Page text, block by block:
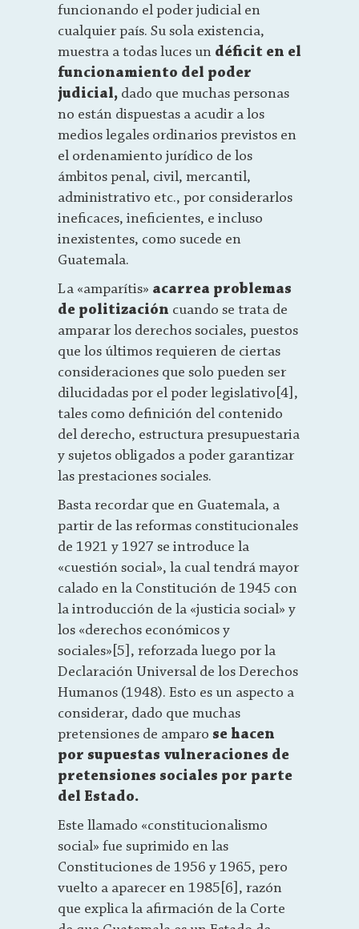
funcionando el poder judicial en
cualquier país. Su sola existencia,
muestra a todas luces un déficit en el
funcionamiento del poder
judicial, dado que muchas personas
no están dispuestas a acudir a los
medios legales ordinarios previstos en
el ordenamiento jurídico de los
ámbitos penal, civil, mercantil,
administrativo etc., por considerarlos
ineficaces, ineficientes, e incluso
inexistentes, como sucede en
Guatemala.
La «amparítis» acarrea problemas
de politización cuando se trata de
amparar los derechos sociales, puestos
que los últimos requieren de ciertas
consideraciones que solo pueden ser
dilucidadas por el poder legislativo[4],
tales como definición del contenido
del derecho, estructura presupuestaria
y sujetos obligados a poder garantizar
las prestaciones sociales.
Basta recordar que en Guatemala, a
partir de las reformas constitucionales
de 1921 y 1927 se introduce la
«cuestión social», la cual tendrá mayor
calado en la Constitución de 1945 con
la introducción de la «justicia social» y
los «derechos económicos y
sociales»[5], reforzada luego por la
Declaración Universal de los Derechos
Humanos (1948). Esto es un aspecto a
considerar, dado que muchas
pretensiones de amparo se hacen
por supuestas vulneraciones de
pretensiones sociales por parte
del Estado.
Este llamado «constitucionalismo
social» fue suprimido en las
Constituciones de 1956 y 1965, pero
vuelto a aparecer en 1985[6], razón
que explica la afirmación de la Corte